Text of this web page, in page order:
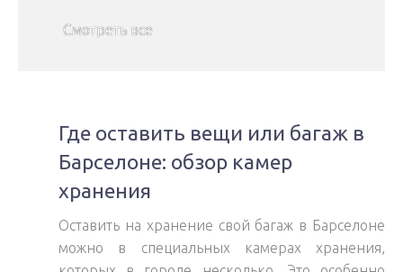
Смотреть все
Где оставить вещи или багаж в
Барселоне: обзор камер
хранения
Оставить на хранение свой багаж в Барселоне
можно в специальных камерах хранения,